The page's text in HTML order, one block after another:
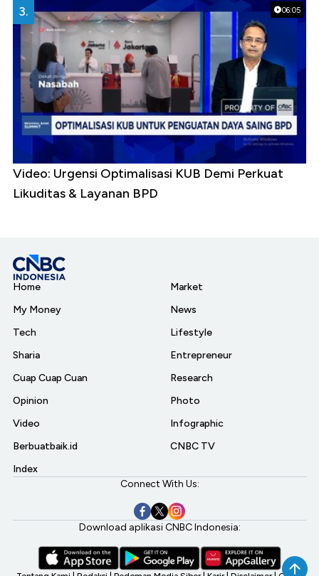
06:05
3.
Video: Urgensi Optimalisasi KUB Demi Perkuat
Likuditas & Layanan BPD
Home
My Money
Tech
Sharia
Cuap Cuap Cuan
Opinion
Video
Berbuatbaik.id
Index
Market
News
Lifestyle
Entrepreneur
Research
Photo
Infographic
CNBC TV
Connect With Us:
Download aplikasi CNBC Indonesia: